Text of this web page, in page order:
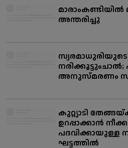
മാരാംകണ്ടിയിൽ
അന്തരിച്ചു
അനുസ്മരണം
കുറ്റ്യാടി
ഉറപ്പാക്കാൻ
പദവിക്കായുള്ള
ഘട്ടത്തിൽ